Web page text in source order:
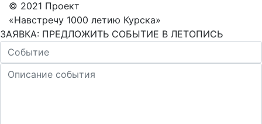
© 2021 Проект
«Навстречу 1000 летию Курска»
ЗАЯВКА: ПРЕДЛОЖИТЬ СОБЫТИЕ В ЛЕТОПИСЬ